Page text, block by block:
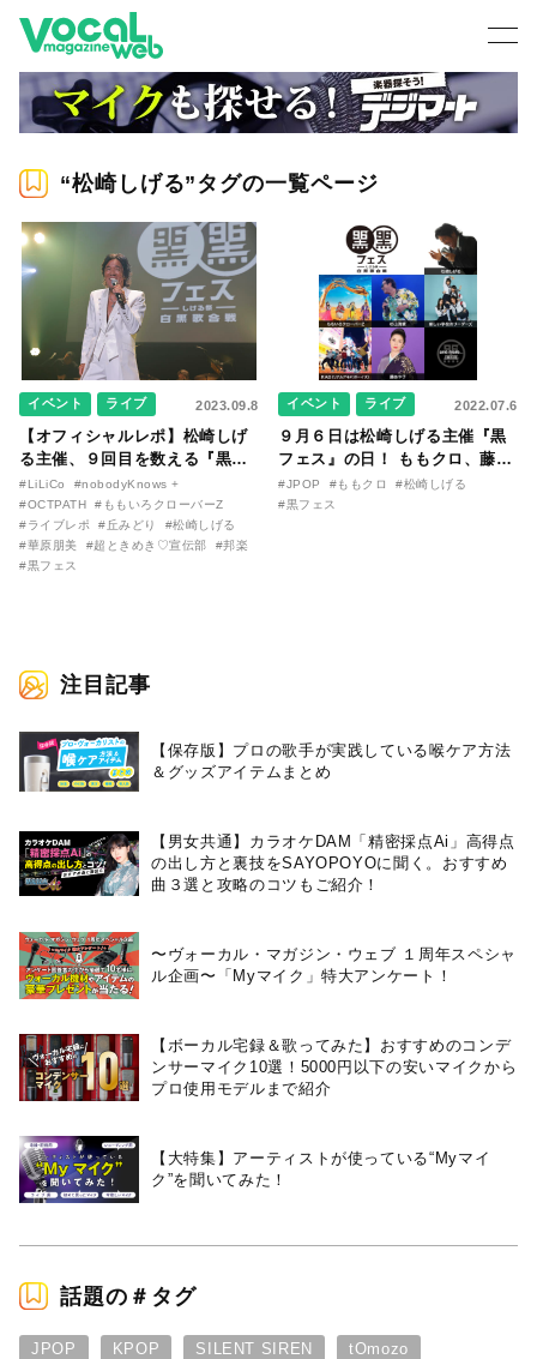
“松崎しげる”タグの一覧ページ
イベント ライブ 2023.09.8
【オフィシャルレポ】松崎しげ
る主催、９回目を数える『黒フ
ェス2023〜白黒歌合戦〜』が熱
狂のうちに幕！ ももクロ、華原
朋美、nobodyknows+、超とき
めき♡宣伝部、LiLiCOらが競
演！
#LiLiCo
#nobodyKnows +
#OCTPATH
#ももいろクローバーZ
#ライブレポ
#丘みどり
#松崎しげる
#華原朋美
#超ときめき♡宣伝部
#邦楽
#黒フェス
イベント ライブ 2022.07.6
９月６日は松崎しげる主催『黒
フェス』の日！ ももクロ、藤あ
や子、杉山清貴ら第一弾の出演
ラインナップが発表！
#JPOP #ももクロ
#松崎しげる
#黒フェス
注目記事
【保存版】プロの歌手が実践している喉ケア⽅法
＆グッズアイテムまとめ
【男女共通】カラオケDAM「精密採点Ai」高得点
の出し方と裏技をSAYOPOYOに聞く。おすすめ
曲３選と攻略のコツもご紹介！
〜ヴォーカル・マガジン・ウェブ １周年スペシャ
ル企画〜「Myマイク」特大アンケート！
【ボーカル宅録＆歌ってみた】おすすめのコンデ
ンサーマイク10選！5000円以下の安いマイクから
プロ使用モデルまで紹介
【大特集】アーティストが使っている“Myマイ
ク”を聞いてみた！
話題の＃タグ
JPOP KPOP SILENT SIREN tOmozo